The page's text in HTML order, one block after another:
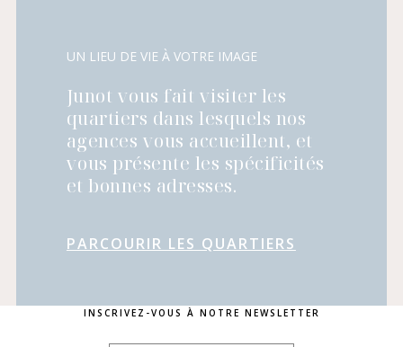
UN LIEU DE VIE À VOTRE IMAGE
Junot vous fait visiter les
quartiers dans lesquels nos
agences vous accueillent, et
vous présente les spécificités
et bonnes adresses.
PARCOURIR LES QUARTIERS
INSCRIVEZ-VOUS À NOTRE NEWSLETTER